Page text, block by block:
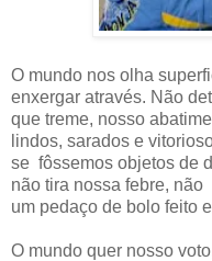
O mundo nos olha
enxergar através. Não
que treme, nosso
lindos, sarados e
se fôssemos objetos de
não tira nossa febre,
um pedaço de bolo feito
O mundo quer nosso